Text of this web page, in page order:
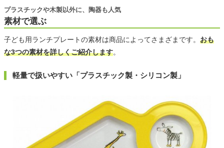
素材で選ぶ
プラスチックや木製以外に、陶器も人気
子ども用ランチプレートの素材は商品によってさまざまです。 おも
な3つの素材を詳しくご紹介します。
軽量で扱いやすい「プラスチック製・シリコン製」